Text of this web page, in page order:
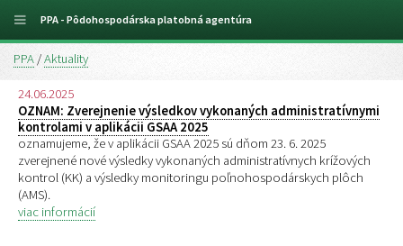
PPA /Aktuality
24.06.2025
OZNAM: Zverejnenie výsledkov vykonaných administratívnymi
kontrolami v aplikácii GSAA 2025
oznamujeme, že v aplikácii GSAA 2025 sú dňom 23. 6. 2025
zverejnené nové výsledky vykonaných administratívnych krížových
kontrol (KK) a výsledky monitoringu poľnohospodárskych plôch
(AMS).
viac informácií
PPA - Pôdohospodárska platobná agentúra